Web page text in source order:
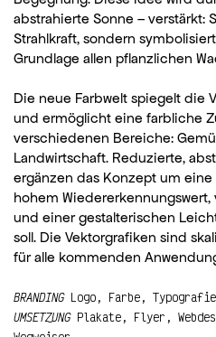
abstrahierte Sonne – verstärkt:
Strahlkraft, sondern
Grundlage allen pflanzlichen
Die neue Farbwelt spiegelt die
und ermöglicht eine farbliche
verschiedenen Bereiche:
Landwirtschaft. Reduzierte,
ergänzen das Konzept um
hohem
und einer gestalterischen
soll. Die Vektorgrafiken sind
für alle kommenden
BRANDINGLogo, Farbe,
UMSETZUNGPlakate, Flyer,